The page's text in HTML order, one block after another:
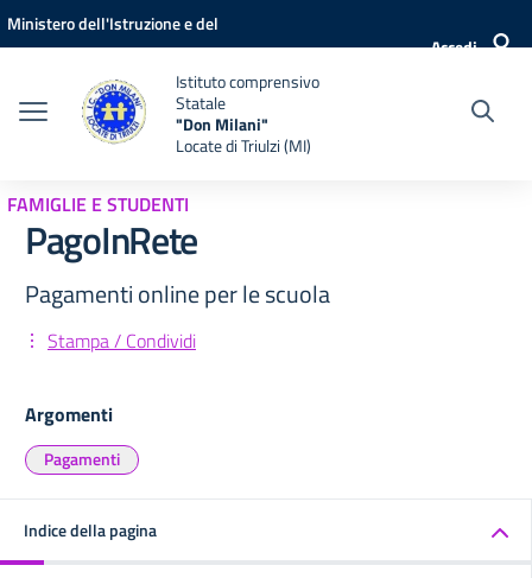
Vai ai contenuti
Vai al menu di navigazione
Vai al footer
Ministero dell'Istruzione e del
Accedi
Istituto comprensivo
Statale
"Don Milani"
Locate di Triulzi (MI)
FAMIGLIE E STUDENTI
PagoInRete
Pagamenti online per le scuola
Stampa / Condividi
Argomenti
Pagamenti
Indice della pagina